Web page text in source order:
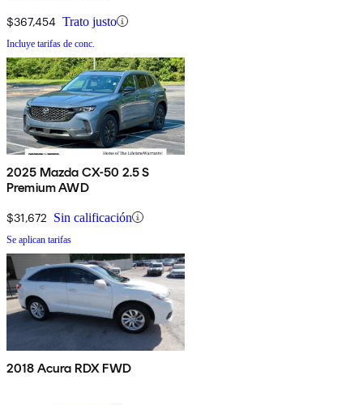
$367,454 Trato justo
Incluye tarifas de conc.
2025 Mazda CX-50 2.5 S
Premium AWD
$31,672 Sin calificación
Se aplican tarifas
2018 Acura RDX FWD